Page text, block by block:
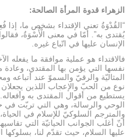
الزهراء قدوة المرأة الصالحة:
“القُدْوَةُ تعني الإقتداء بشخص ما، إذا
يُقتدى به”. أمّا في معنى الْأُسْوَةُ،
الإنسان عليها في اتّباع غيره.
فالاقتداء هو عملية موافقة ما يفعله
نفسها التي يؤمن بها المقتدي،
المثاليّة والرقيّ والسموّ عند أتباعه
نوع من الحبّ والإعجاب اللذين
يستطيع من أقوال المقتدى به
الوحي والرسالة، وهي التي تربّت
والمترجم السلوكيّ للإسلام في
أنّ أغلب الجوانب الحياتيّة التي
عليها السلام، حيث تقدّم لنا، بسلوكها